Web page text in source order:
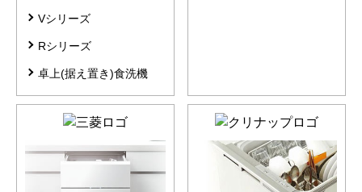
Vシリーズ
Rシリーズ
卓上(据え置き)食洗機